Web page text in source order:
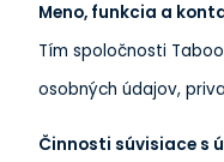
Meno, funkcia a
Tím spoločnosti
osobných údajov,
Činnosti súvisiace s